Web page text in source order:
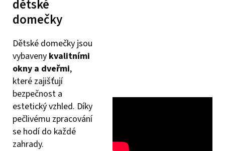
dětské
domečky
Dětské domečky jsou
vybaveny kvalitními
okny a dveřmi,
které zajišťují
bezpečnost a
estetický vzhled. Díky
pečlivému zpracování
se hodí do každé
zahrady.